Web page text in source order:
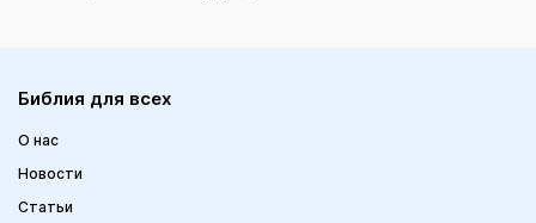
Библия для всех
О нас
Новости
Статьи